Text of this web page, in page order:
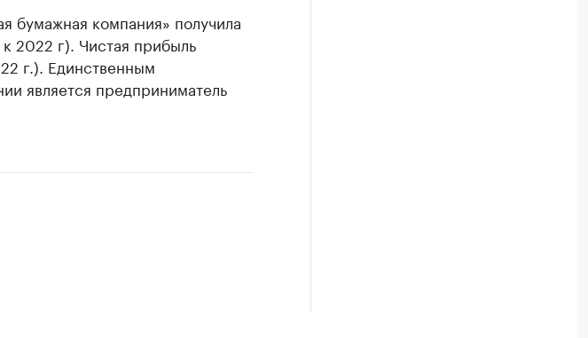
бумажная компания» получила
2022 г). Чистая прибыль
г.). Единственным
является предприниматель